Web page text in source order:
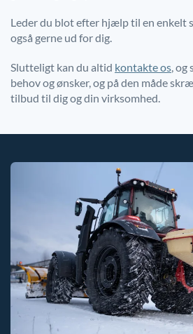
Leder du blot efter hjælp til en enkelt
også gerne ud for dig.
Slutteligt kan du altid kontakte os, og
behov og ønsker, og på den måde
tilbud til dig og din virksomhed.